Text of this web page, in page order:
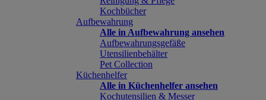
Kochbücher
Aufbewahrung
Alle in Aufbewahrung ansehen
Aufbewahrungsgefäße
Utensilienbehälter
Pet Collection
Küchenhelfer
Alle in Küchenhelfer ansehen
Kochutensilien & Messer